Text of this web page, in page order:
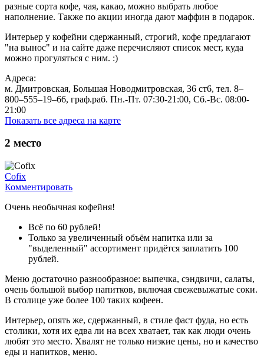
разные сорта кофе, чая, какао, можно выбрать любое
наполнение. Также по акции иногда дают маффин в подарок.
Интерьер у кофейни сдержанный, строгий, кофе предлагают
"на вынос" и на сайте даже перечисляют список мест, куда
можно прогуляться с ним. :)
Адреса:
м. Дмитровская, Большая Новодмитровская, 36 ст6, тел. 8‒
800‒555‒19‒66, граф.раб. Пн.-Пт. 07:30-21:00, Сб.-Вс. 08:00-
21:00
Показать все адреса на карте
2 место
Cofix
Комментировать
Очень необычная кофейня!
Всё по 60 рублей!
Только за увеличенный объём напитка или за
"выделенный" ассортимент придётся заплатить 100
рублей.
Меню достаточно разнообразное: выпечка, сэндвичи, салаты,
очень большой выбор напитков, включая свежевыжатые соки.
В столице уже более 100 таких кофеен.
Интерьер, опять же, сдержанный, в стиле фаст фуда, но есть
столики, хотя их едва ли на всех хватает, так как люди очень
любят это место. Хвалят не только низкие цены, но и качество
еды и напитков, меню.